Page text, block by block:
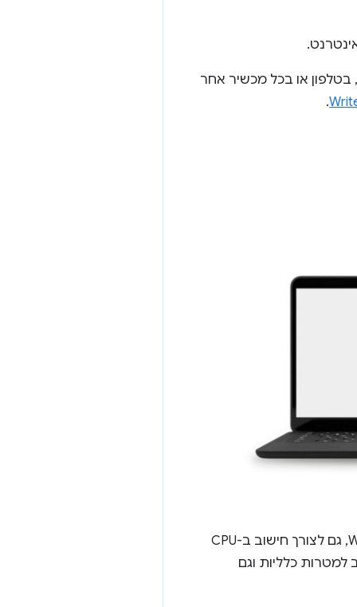
או בכל מכשיר אחר
.
רוב האפליקציות בסביבת הייצור שמריצות שגיאות AI באינטרנט משתמשות ב-WebAssembly, גם לצורך חישוב ב-CPU
כלליות וגם